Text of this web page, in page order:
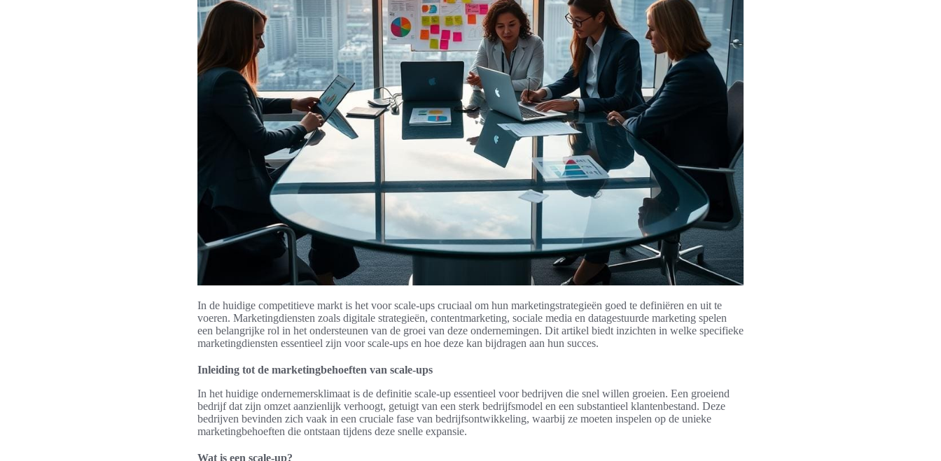
In de huidige competitieve markt is het voor scale-ups cruciaal om hun marketingstrategieën goed te definiëren en uit te
voeren. Marketingdiensten zoals digitale strategieën, contentmarketing, sociale media en datagestuurde marketing spelen
een belangrijke rol in het ondersteunen van de groei van deze ondernemingen. Dit artikel biedt inzichten in welke specifieke
marketingdiensten essentieel zijn voor scale-ups en hoe deze kan bijdragen aan hun succes.
Inleiding tot de marketingbehoeften van scale-ups
In het huidige ondernemersklimaat is de definitie scale-up essentieel voor bedrijven die snel willen groeien. Een groeiend
bedrijf dat zijn omzet aanzienlijk verhoogt, getuigt van een sterk bedrijfsmodel en een substantieel klantenbestand. Deze
bedrijven bevinden zich vaak in een cruciale fase van bedrijfsontwikkeling, waarbij ze moeten inspelen op de unieke
marketingbehoeften die ontstaan tijdens deze snelle expansie.
Wat is een scale-up?